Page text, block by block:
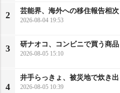
2
芸能界、海外への移住報告相
2026-08-04 19:53
3
研ナオコ、コンビニで買う商品
2026-08-05 15:10
4
井手らっきょ、被災地で炊き
2026-08-05 10:39